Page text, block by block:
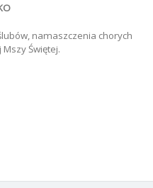
namaszczenia chorych
Świętej.